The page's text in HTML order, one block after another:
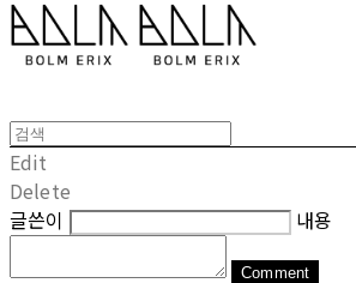
Edit
Delete
글쓴이
내용
Comment